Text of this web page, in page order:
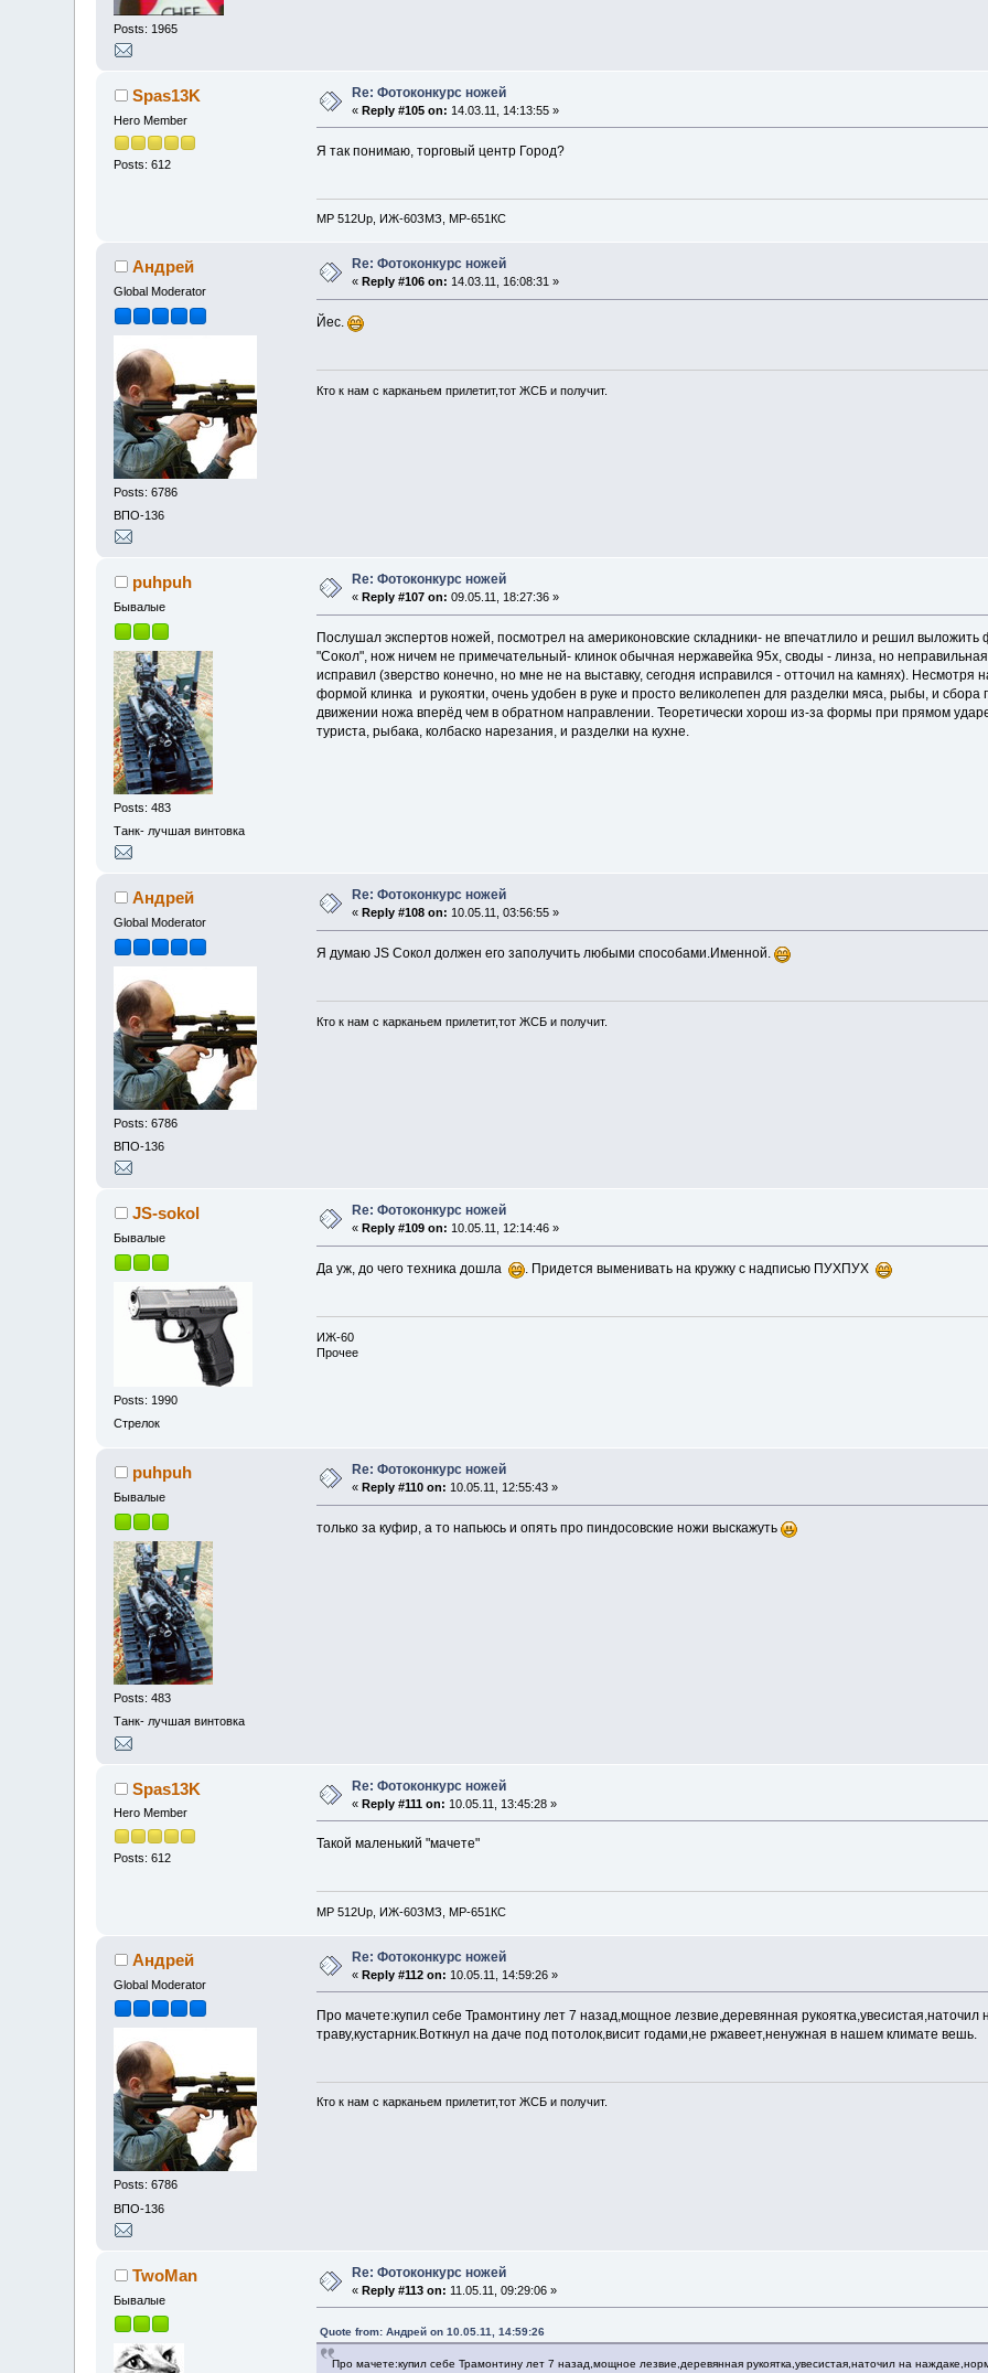
Posts: 1965
Spas13K
Hero Member
Posts: 612
Re: Фотоконкурс ножей
«Reply #105 on: 14.03.11, 14:13:55 »
Я так понимаю, торговый центр Город?
MP 512Up, ИЖ-60ЗМЗ, МР-651КС
Андрей
Global Moderator
Posts: 6786
ВПО-136
Re: Фотоконкурс ножей
« Reply #106 on: 14.03.11, 16:08:31 »
Йес.
Кто к нам с карканьем прилетит,тот ЖСБ и получит.
puhpuh
Бывалые
Posts: 483
Танк- лучшая винтовка
Re: Фотоконкурс ножей
« Reply #107 on: 09.05.11, 18:27:36 »
Послушал экспертов ножей, посмотрел на америконовские складники- не впечатлило и решил выложить
"Сокол", нож ничем не примечательный- клинок обычная нержавейка 95х, своды - линза, но
исправил (зверство конечно, но мне не на выставку, сегодня исправился - отточил на камнях).
формой клинка и рукоятки, очень удобен в руке и просто великолепен для разделки мяса, рыбы, и
движении ножа вперёд чем в обратном направлении. Теоретически хорош из-за формы при прямом
туриста, рыбака, колбаско нарезания, и разделки на кухне.
Андрей
Global Moderator
Posts: 6786
ВПО-136
Re: Фотоконкурс ножей
« Reply #108 on: 10.05.11, 03:56:55 »
Я думаю JS Сокол должен его заполучить любыми способами.Именной.
Кто к нам с карканьем прилетит,тот ЖСБ и получит.
JS-sokol
Бывалые
Posts: 1990
Стрелок
Re: Фотоконкурс ножей
« Reply #109 on: 10.05.11, 12:14:46 »
Да уж, до чего техника дошла . Придется выменивать на кружку с надписью ПУХПУХ
ИЖ-60
Прочее
puhpuh
Бывалые
Posts: 483
Танк- лучшая винтовка
Re: Фотоконкурс ножей
« Reply #110 on: 10.05.11, 12:55:43 »
только за куфир, а то напьюсь и опять про пиндосовские ножи выскажуть
Spas13K
Hero Member
Posts: 612
Re: Фотоконкурс ножей
«Reply #111 on: 10.05.11, 13:45:28 »
Такой маленький "мачете"
MP 512Up, ИЖ-60ЗМЗ, МР-651КС
Андрей
Global Moderator
Posts: 6786
ВПО-136
Re: Фотоконкурс ножей
«Reply #112 on: 10.05.11, 14:59:26 »
Про мачете:купил себе Трамонтину лет 7 назад,мощное лезвие,деревянная
траву,кустарник.Воткнул на даче под потолок,висит годами,не ржавеет,ненужная в нашем климате вешь.
Кто к нам с карканьем прилетит,тот ЖСБ и получит.
TwoMan
Бывалые
Re: Фотоконкурс ножей
«Reply #113 on: 11.05.11, 09:29:06 »
Quote from: Андрей on 10.05.11, 14:59:26
Про мачете:купил себе Трамонтину лет 7 назад,мощное лезвие,деревянная рукоятка,увесистая,наточил на